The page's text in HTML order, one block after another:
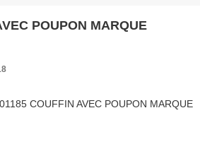
POUPON MARQUE